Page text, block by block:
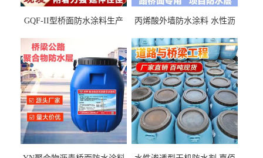
GQF-II型桥面防水涂料生产
丙烯酸外墙防水涂料 水性沥
厂家